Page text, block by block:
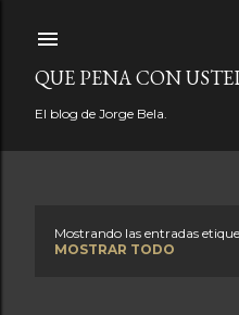
QUE PENA CON
El blog de Jorge Bela.
Mostrando las entradas
MOSTRAR TODO